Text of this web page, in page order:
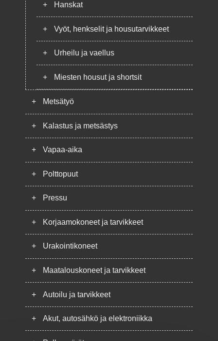
+ Hanskat
+ Vyöt, henkselit ja housutarvikkeet
+ Urheilu ja vaellus
+ Miesten housut ja shortsit
+ Metsätyö
+ Kalastus ja metsästys
+ Vapaa-aika
+ Polttopuut
+ Pressu
+ Korjaamokoneet ja tarvikkeet
+ Urakointikoneet
+ Maatalouskoneet ja tarvikkeet
+ Autoilu ja tarvikkeet
+ Akut, autosähkö ja elektroniikka